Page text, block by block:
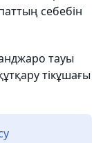
себебін
тауы
тікұшағы